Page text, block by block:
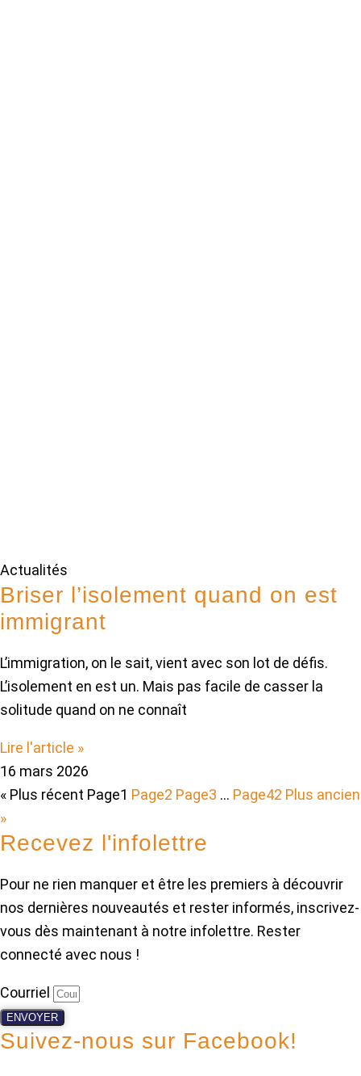
Actualités
Briser l’isolement quand on est
immigrant
L’immigration, on le sait, vient avec son lot de défis.
L’isolement en est un. Mais pas facile de casser la
solitude quand on ne connaît
Lire l'article »
16 mars 2026
« Plus récent Page1 Page2 Page3 … Page42 Plus ancien
»
Recevez l'infolettre
Pour ne rien manquer et être les premiers à découvrir
nos dernières nouveautés et rester informés, inscrivez-
vous dès maintenant à notre infolettre. Rester
connecté avec nous !
Courriel
ENVOYER
Suivez-nous sur Facebook!